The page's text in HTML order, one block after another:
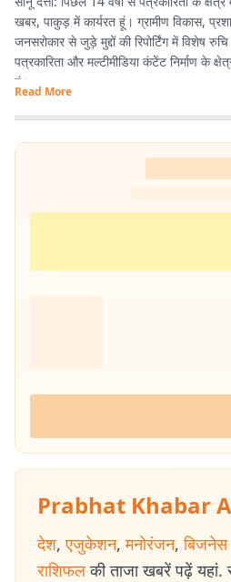
खबर, पाकुड़ में कार्यरत हूं। ग्रामीण विकास,
जनसरोकार से जुड़े मुद्दों की रिपोर्टिंग में विशेष
पत्रकारिता और मल्टीमीडिया कंटेंट निर्माण के
हूं।
Read More
Prabhat Khabar
देश, एजुकेशन, मनोरंजन,
राशिफल की ताजा खबरें पढ़ें यहां.